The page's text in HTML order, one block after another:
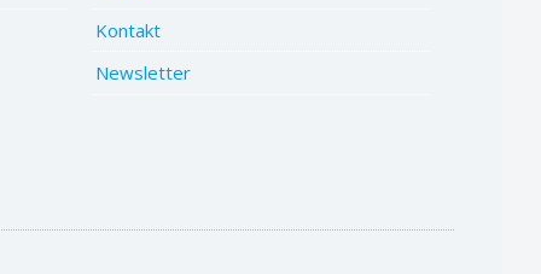
Kontakt
Newsletter